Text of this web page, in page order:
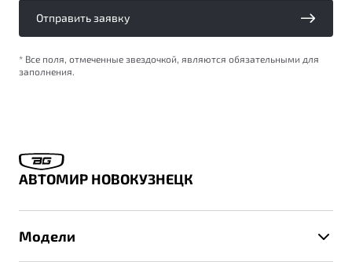
Обзор В наличии
Отправить заявку
* Все поля, отмеченные звездочкой, являются обязательными для
заполнения.
АВТОМИР НОВОКУЗНЕЦК
Модели